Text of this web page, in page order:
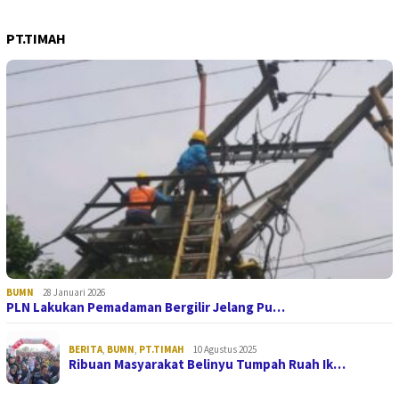
PT.TIMAH
BUMN 28 Januari 2026
PLN Lakukan Pemadaman Bergilir Jelang Pu…
BERITA, BUMN, PT.TIMAH 10 Agustus 2025
Ribuan Masyarakat Belinyu Tumpah Ruah Ik…